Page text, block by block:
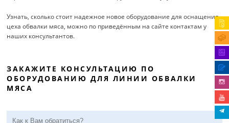
Узнать, сколько стоит надежное новое оборудование для оснащения
цеха обвалки мяса, можно по приведённым на сайте контактам у
наших консультантов.
ЗАКАЖИТЕ КОНСУЛЬТАЦИЮ ПО
ОБОРУДОВАНИЮ ДЛЯ ЛИНИИ ОБВАЛКИ
МЯСА